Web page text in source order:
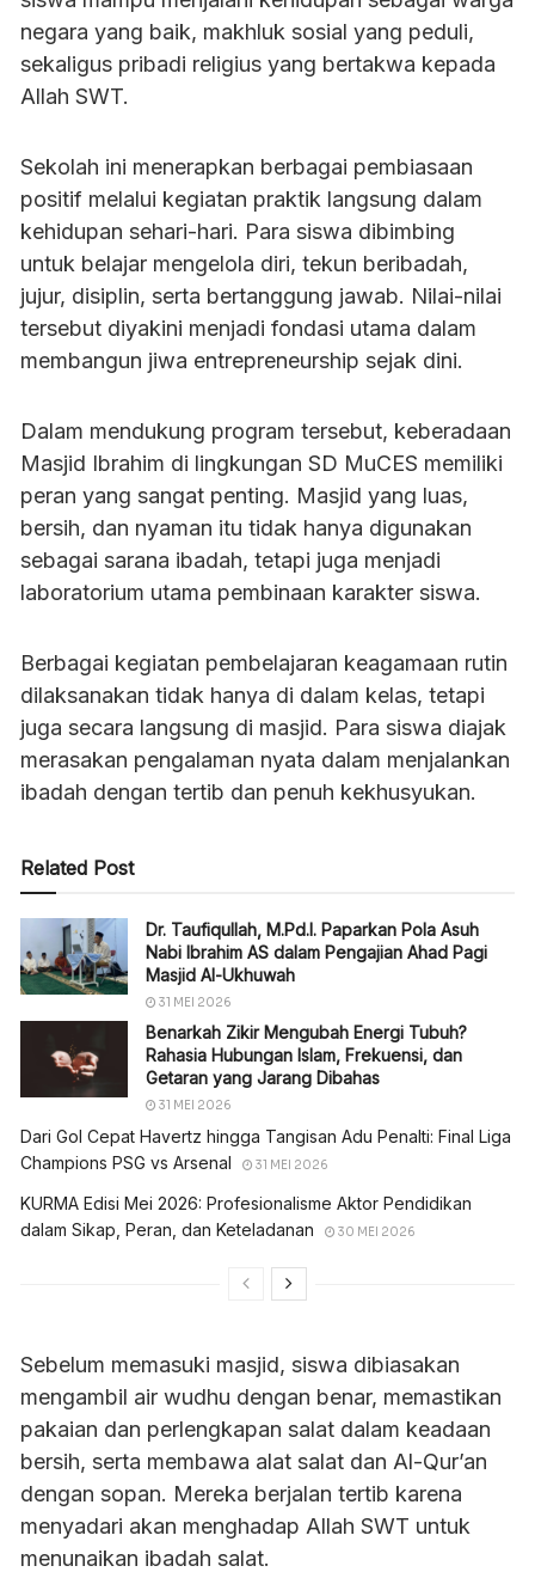
negara yang baik, makhluk sosial yang peduli,
sekaligus pribadi religius yang bertakwa kepada
Allah SWT.
Sekolah ini menerapkan berbagai pembiasaan
positif melalui kegiatan praktik langsung dalam
kehidupan sehari-hari. Para siswa dibimbing
untuk belajar mengelola diri, tekun beribadah,
jujur, disiplin, serta bertanggung jawab. Nilai-nilai
tersebut diyakini menjadi fondasi utama dalam
membangun jiwa entrepreneurship sejak dini.
Dalam mendukung program tersebut, keberadaan
Masjid Ibrahim di lingkungan SD MuCES memiliki
peran yang sangat penting. Masjid yang luas,
bersih, dan nyaman itu tidak hanya digunakan
sebagai sarana ibadah, tetapi juga menjadi
laboratorium utama pembinaan karakter siswa.
Berbagai kegiatan pembelajaran keagamaan rutin
dilaksanakan tidak hanya di dalam kelas, tetapi
juga secara langsung di masjid. Para siswa diajak
merasakan pengalaman nyata dalam menjalankan
ibadah dengan tertib dan penuh kekhusyukan.
Related Post
Dr. Taufiqullah, M.Pd.I. Paparkan Pola Asuh
Nabi Ibrahim AS dalam Pengajian Ahad Pagi
Masjid Al-Ukhuwah
31 MEI 2026
Benarkah Zikir Mengubah Energi Tubuh?
Rahasia Hubungan Islam, Frekuensi, dan
Getaran yang Jarang Dibahas
31 MEI 2026
Dari Gol Cepat Havertz hingga Tangisan Adu Penalti: Final Liga
Champions PSG vs Arsenal
31 MEI 2026
KURMA Edisi Mei 2026: Profesionalisme Aktor Pendidikan
dalam Sikap, Peran, dan Keteladanan
30 MEI 2026
Sebelum memasuki masjid, siswa dibiasakan
mengambil air wudhu dengan benar, memastikan
pakaian dan perlengkapan salat dalam keadaan
bersih, serta membawa alat salat dan Al-Qur’an
dengan sopan. Mereka berjalan tertib karena
menyadari akan menghadap Allah SWT untuk
menunaikan ibadah salat.